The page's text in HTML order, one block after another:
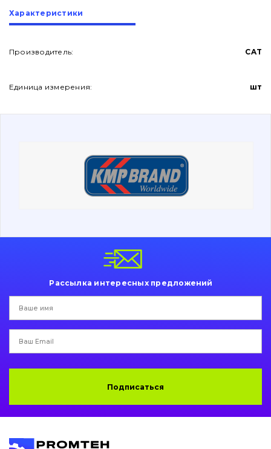
О нас
Контакты
Вакансии
Фильтры и смазочные материалы
Ножи, режущие кромки
Защита (ковша, адаптера)
Пальци и втулки
Гидравлика
написати
Характеристики
Производитель: CAT
Единица измерения: шт
Рассылка интересных предложений
Подписаться